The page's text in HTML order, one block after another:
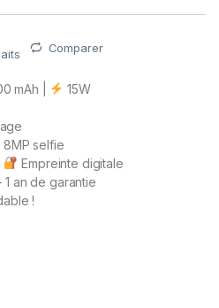
Comparer
mAh |
15W
8MP selfie
Empreinte digitale
1 an de garantie
!